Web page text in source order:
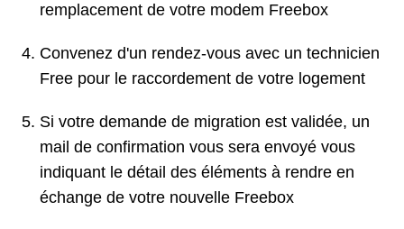
remplacement de votre modem Freebox
Convenez d'un rendez-vous avec un technicien
Free pour le raccordement de votre logement
Si votre demande de migration est validée, un
mail de confirmation vous sera envoyé vous
indiquant le détail des éléments à rendre en
échange de votre nouvelle Freebox